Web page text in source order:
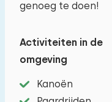
genoeg te doen!
Activiteiten in de
omgeving
Kanoën